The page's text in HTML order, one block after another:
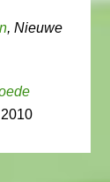
, Nieuwe